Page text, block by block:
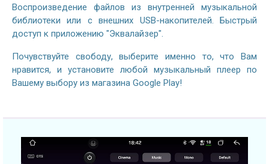
Воспроизведение файлов из внутренней музыкальной
библиотеки или с внешних USB-накопителей. Быстрый
доступ к приложению "Эквалайзер".
Почувствуйте свободу, выберите именно то, что Вам
нравится, и установите любой музыкальный плеер по
Вашему выбору из магазина Google Play!